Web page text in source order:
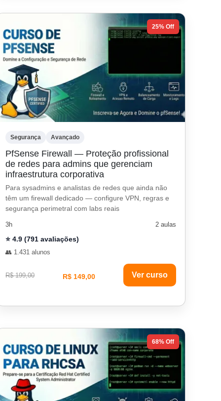
25% Off
Segurança Avançado
PfSense Firewall — Proteção profissional
de redes para admins que gerenciam
infraestrutura corporativa
Para sysadmins e analistas de redes que ainda não
têm um firewall dedicado — configure VPN, regras e
segurança perimetral com labs reais
3h 2 aulas
⭐ 4.9 (791 avaliações)
👥 1.431 alunos
R$ 199,00 R$ 149,00 Ver curso
68% Off